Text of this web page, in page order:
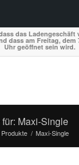
das Ladengeschäft
dass am Freitag, dem
Uhr geöffnet sein wird.
Maxi-Single
Produkte / Maxi-Single